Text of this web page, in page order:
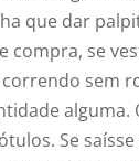
que dar
compra, se
sem
alguma.
Se